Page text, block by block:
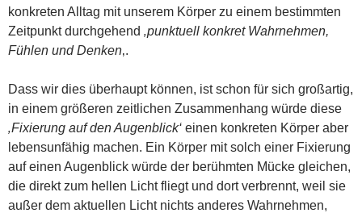
konkreten Alltag mit unserem Körper zu einem bestimmten
Zeitpunkt durchgehend ‚punktuell konkret Wahrnehmen,
Fühlen und Denken‚.
Dass wir dies überhaupt können, ist schon für sich großartig,
in einem größeren zeitlichen Zusammenhang würde diese
‚Fixierung auf den Augenblick‘ einen konkreten Körper aber
lebensunfähig machen. Ein Körper mit solch einer Fixierung
auf einen Augenblick würde der berühmten Mücke gleichen,
die direkt zum hellen Licht fliegt und dort verbrennt, weil sie
außer dem aktuellen Licht nichts anderes Wahrnehmen,